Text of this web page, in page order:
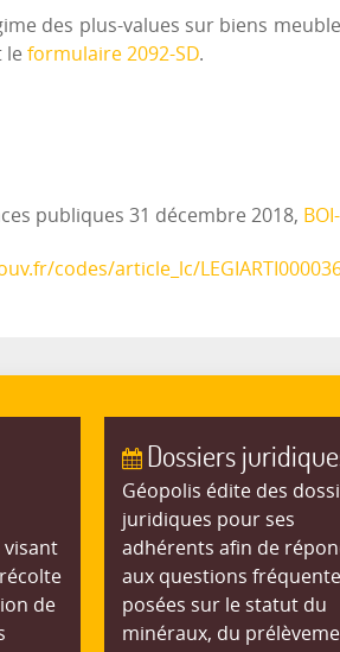
des plus-values sur biens
le formulaire 2092-SD.
publiques 31 décembre 2018,
codes/article_lc/
de
Dossiers
Géopolis édite des
juridiques pour ses
adhérents afin de
aux questions
posées sur le statut du
minéraux, du